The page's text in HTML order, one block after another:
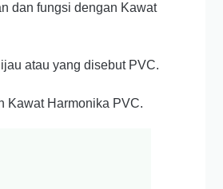
dan fungsi dengan Kawat
atau yang disebut PVC.
Kawat Harmonika PVC.